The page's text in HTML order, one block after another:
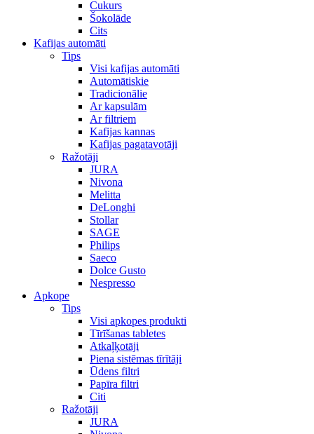
Cukurs
Šokolāde
Cits
Kafijas automāti
Tips
Visi kafijas automāti
Automātiskie
Tradicionālie
Ar kapsulām
Ar filtriem
Kafijas kannas
Kafijas pagatavotāji
Ražotāji
JURA
Nivona
Melitta
DeLonghi
Stollar
SAGE
Philips
Saeco
Dolce Gusto
Nespresso
Apkope
Tips
Visi apkopes produkti
Tīrīšanas tabletes
Atkaļķotāji
Piena sistēmas tīrītāji
Ūdens filtri
Papīra filtri
Citi
Ražotāji
JURA